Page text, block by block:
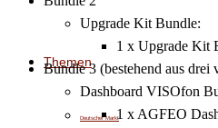
Themen
Deutscher Markt
Upgrade Kit Bundle:
1 x Upgrade Kit
Bundle 3 (bestehend aus drei
Dashboard VISOfon
1 x AGFEO